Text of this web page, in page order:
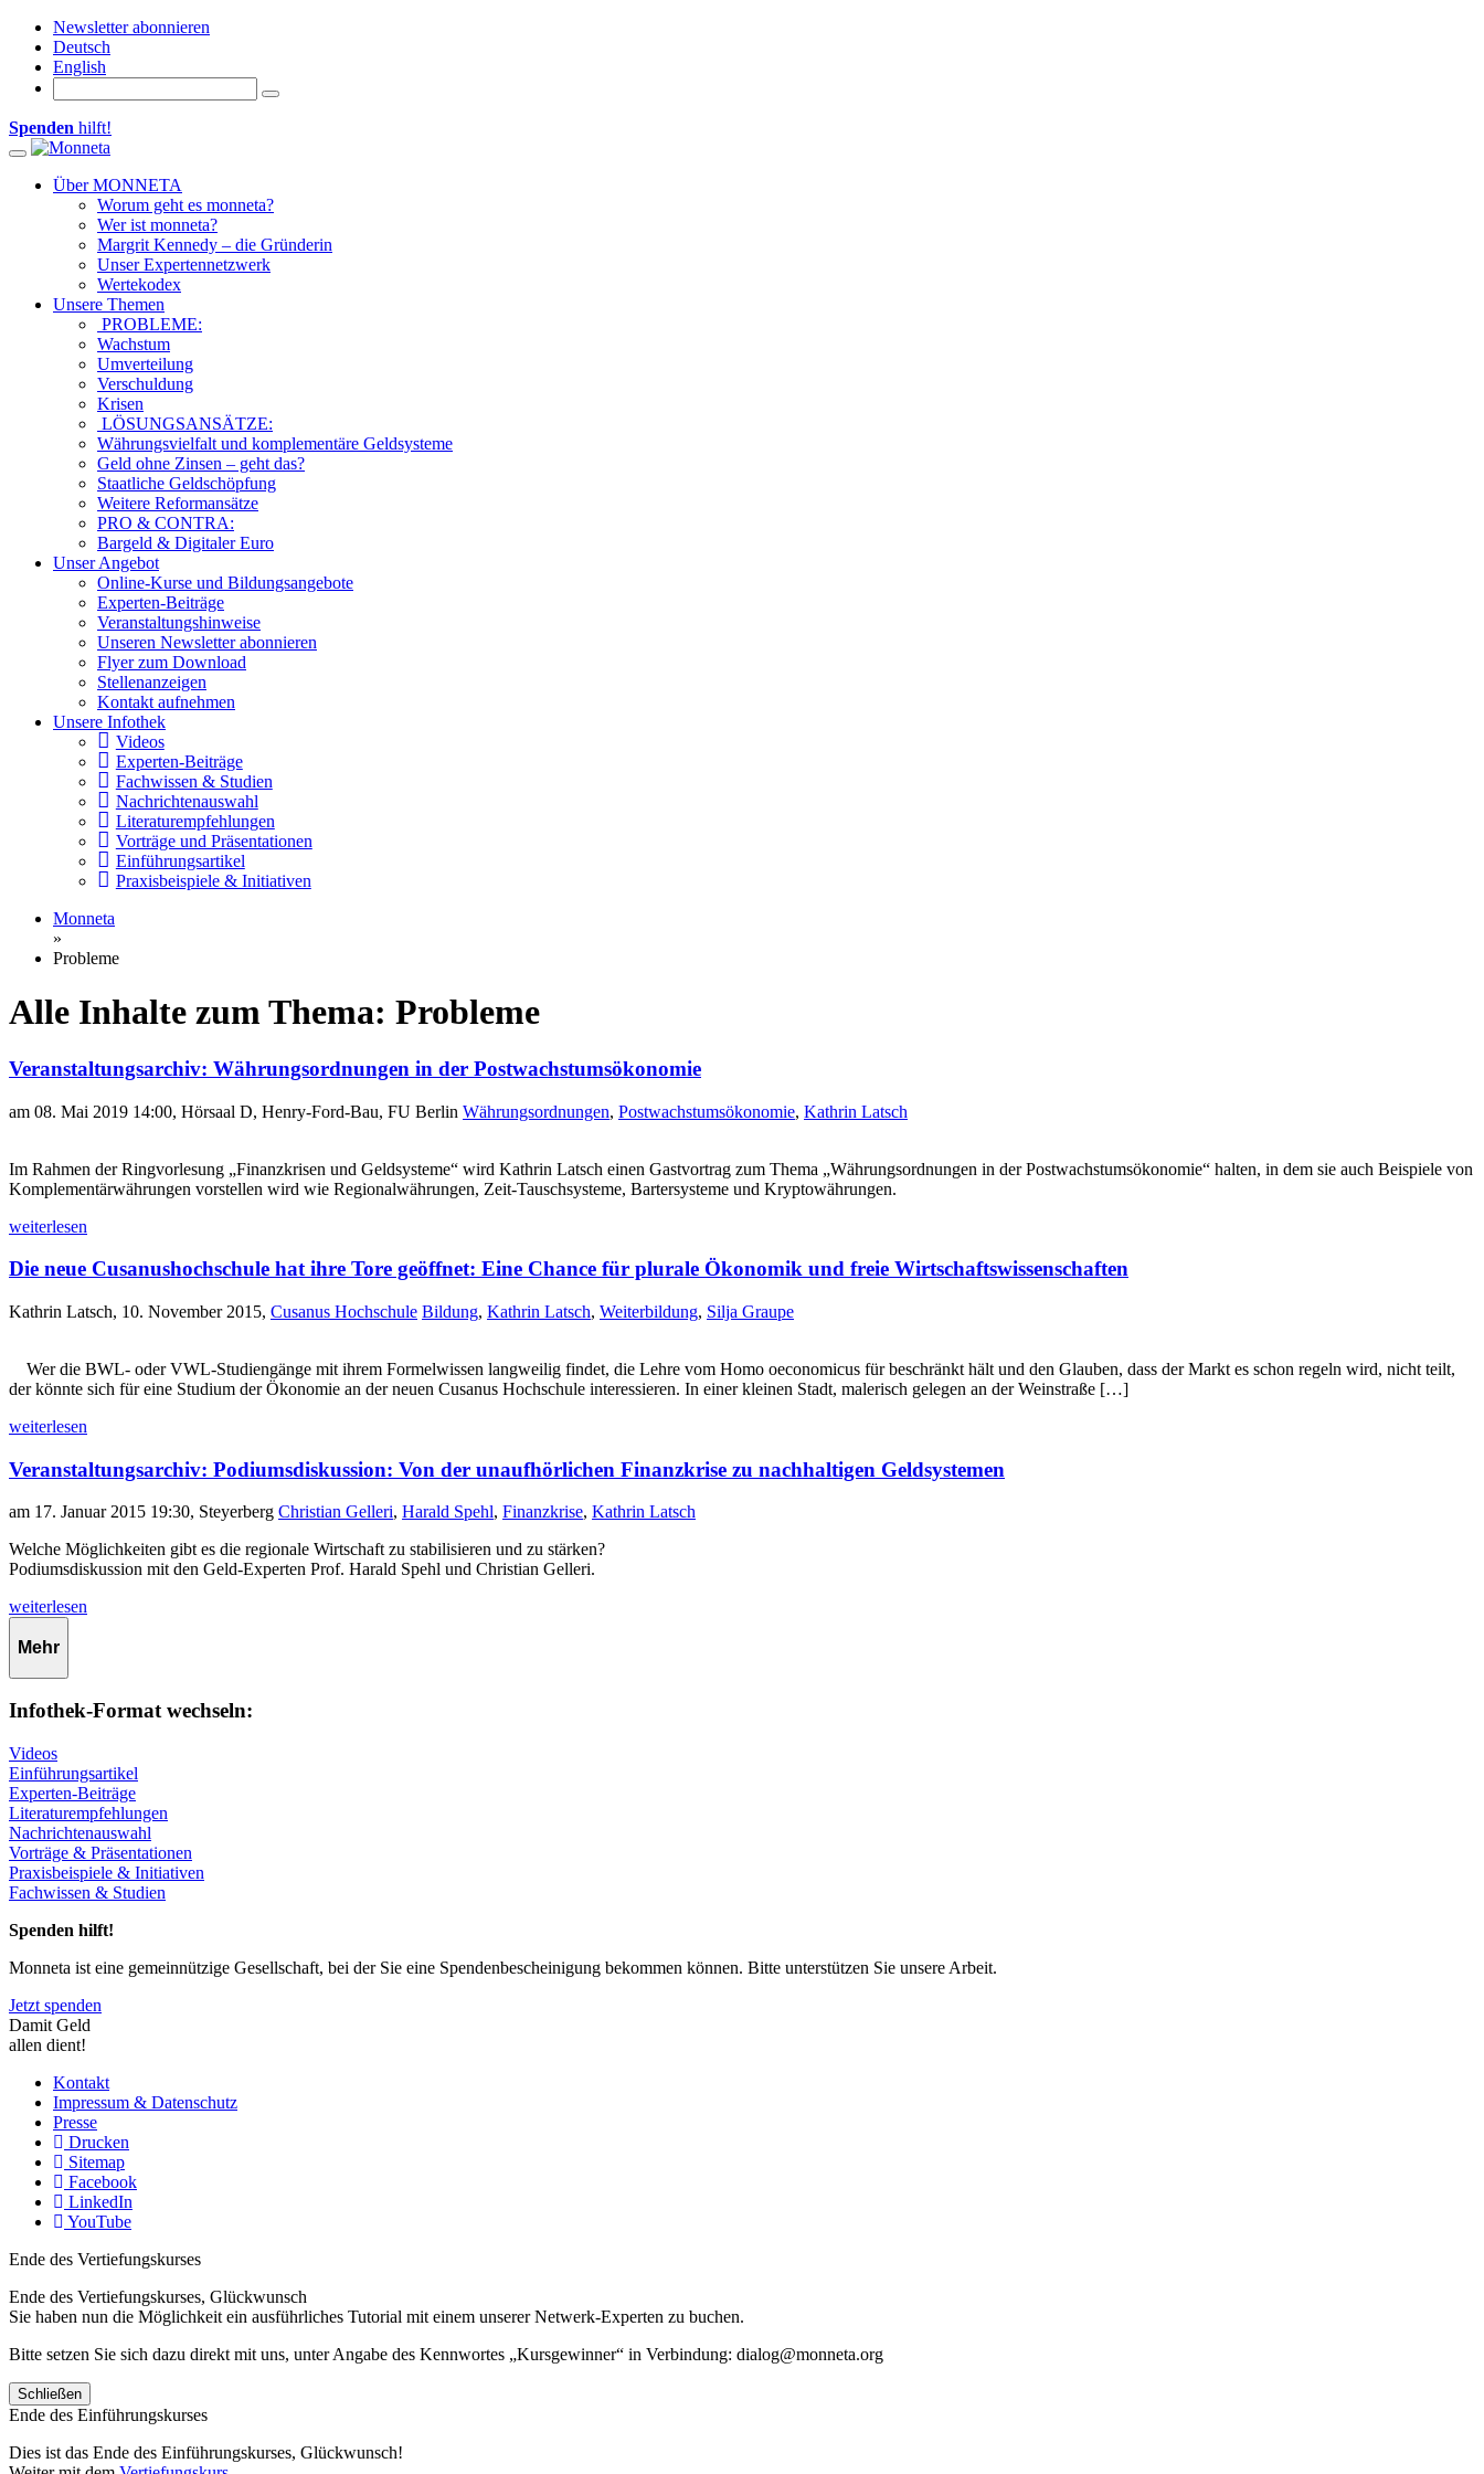
Newsletter abonnieren
Deutsch
English
Spenden hilft!
Toggle navigation
Über MONNETA
Worum geht es monneta?
Wer ist monneta?
Margrit Kennedy – die Gründerin
Unser Expertennetzwerk
Wertekodex
Unsere Themen
PROBLEME:
Wachstum
Umverteilung
Verschuldung
Krisen
LÖSUNGSANSÄTZE:
Währungsvielfalt und komplementäre Geldsysteme
Geld ohne Zinsen – geht das?
Staatliche Geldschöpfung
Weitere Reformansätze
PRO & CONTRA:
Bargeld & Digitaler Euro
Unser Angebot
Online-Kurse und Bildungsangebote
Experten-Beiträge
Veranstaltungshinweise
Unseren Newsletter abonnieren
Flyer zum Download
Stellenanzeigen
Kontakt aufnehmen
Unsere Infothek
Videos
Experten-Beiträge
Fachwissen & Studien
Nachrichtenauswahl
Literaturempfehlungen
Vorträge und Präsentationen
Einführungsartikel
Praxisbeispiele & Initiativen
Monneta
»
Probleme
Alle Inhalte zum Thema: Probleme
Veranstaltungsarchiv: Währungsordnungen in der Postwachstumsökonomie
am 08. Mai 2019 14:00, Hörsaal D, Henry-Ford-Bau, FU Berlin Währungsordnungen, Postwachstumsökonomie, Kathrin Latsch
Im Rahmen der Ringvorlesung „Finanzkrisen und Geldsysteme“ wird Kathrin Latsch einen Gastvortrag zum Thema „Währungsordnungen in der Postwachstumsökonomie“ halten, in dem sie auch Beispiele von
Komplementärwährungen vorstellen wird wie Regionalwährungen, Zeit-Tauschsysteme, Bartersysteme und Kryptowährungen.
weiterlesen
Die neue Cusanushochschule hat ihre Tore geöffnet: Eine Chance für plurale Ökonomik und freie Wirtschaftswissenschaften
Kathrin Latsch, 10. November 2015, Cusanus Hochschule Bildung, Kathrin Latsch, Weiterbildung, Silja Graupe
Wer die BWL- oder VWL-Studiengänge mit ihrem Formelwissen langweilig findet, die Lehre vom Homo oeconomicus für beschränkt hält und den Glauben, dass der Markt es schon regeln wird, nicht teilt,
der könnte sich für eine Studium der Ökonomie an der neuen Cusanus Hochschule interessieren. In einer kleinen Stadt, malerisch gelegen an der Weinstraße […]
weiterlesen
Veranstaltungsarchiv: Podiumsdiskussion: Von der unaufhörlichen Finanzkrise zu nachhaltigen Geldsystemen
am 17. Januar 2015 19:30, Steyerberg Christian Gelleri, Harald Spehl, Finanzkrise, Kathrin Latsch
Welche Möglichkeiten gibt es die regionale Wirtschaft zu stabilisieren und zu stärken?
Podiumsdiskussion mit den Geld-Experten Prof. Harald Spehl und Christian Gelleri.
weiterlesen
Mehr
Infothek-Format wechseln:
Videos
Einführungsartikel
Experten-Beiträge
Literaturempfehlungen
Nachrichtenauswahl
Vorträge & Präsentationen
Praxisbeispiele & Initiativen
Fachwissen & Studien
Spenden hilft!
Monneta ist eine gemeinnützige Gesellschaft, bei der Sie eine Spendenbescheinigung bekommen können. Bitte unterstützen Sie unsere Arbeit.
Jetzt spenden
Damit Geld
allen dient!
Kontakt
Impressum & Datenschutz
Presse
Drucken
Sitemap
Facebook
LinkedIn
YouTube
Ende des Vertiefungskurses
Ende des Vertiefungskurses, Glückwunsch
Sie haben nun die Möglichkeit ein ausführliches Tutorial mit einem unserer Netwerk-Experten zu buchen.
Bitte setzen Sie sich dazu direkt mit uns, unter Angabe des Kennwortes „Kursgewinner“ in Verbindung: dialog@monneta.org
Schließen
Ende des Einführungskurses
Dies ist das Ende des Einführungskurses, Glückwunsch!